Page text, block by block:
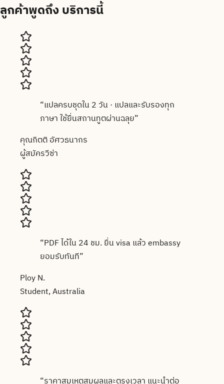
ลูกค้าพูดถึงบริการนี้
“แปลครบชุดใน 2 วัน · แปลและรับรองทุก
ภาษา ใช้ยื่นสถานทูตผ่านฉลุย”
คุณกิตติ อัศวธนากร
ผู้สมัครวีซ่า
“PDF ได้ใน 24 ชม. ยื่น visa แล้ว embassy
ยอมรับทันที”
Ploy N.
Student, Australia